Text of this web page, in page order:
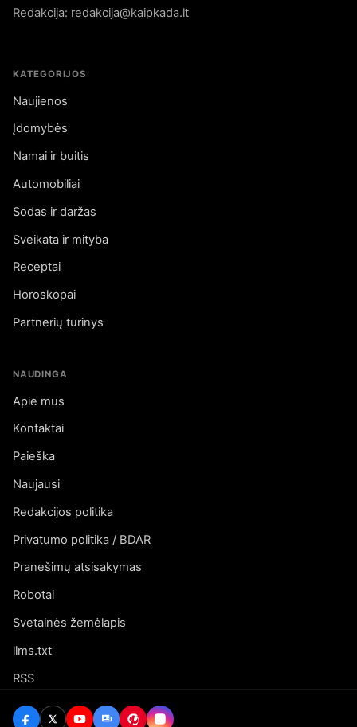
Redakcija: redakcija@kaipkada.lt
KATEGORIJOS
Naujienos
Įdomybės
Namai ir buitis
Automobiliai
Sodas ir daržas
Sveikata ir mityba
Receptai
Horoskopai
Partnerių turinys
NAUDINGA
Apie mus
Kontaktai
Paieška
Naujausi
Redakcijos politika
Privatumo politika / BDAR
Pranešimų atsisakymas
Robotai
Svetainės žemėlapis
llms.txt
RSS